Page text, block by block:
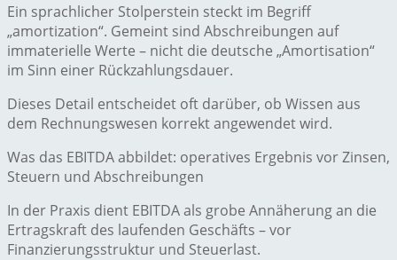
Ein sprachlicher Stolperstein steckt im Begriff
„amortization“. Gemeint sind Abschreibungen auf
immaterielle Werte – nicht die deutsche „Amortisation“
im Sinn einer Rückzahlungsdauer.
Dieses Detail entscheidet oft darüber, ob Wissen aus
dem Rechnungswesen korrekt angewendet wird.
Was das EBITDA abbildet: operatives Ergebnis vor Zinsen,
Steuern und Abschreibungen
In der Praxis dient EBITDA als grobe Annäherung an die
Ertragskraft des laufenden Geschäfts – vor
Finanzierungsstruktur und Steuerlast.